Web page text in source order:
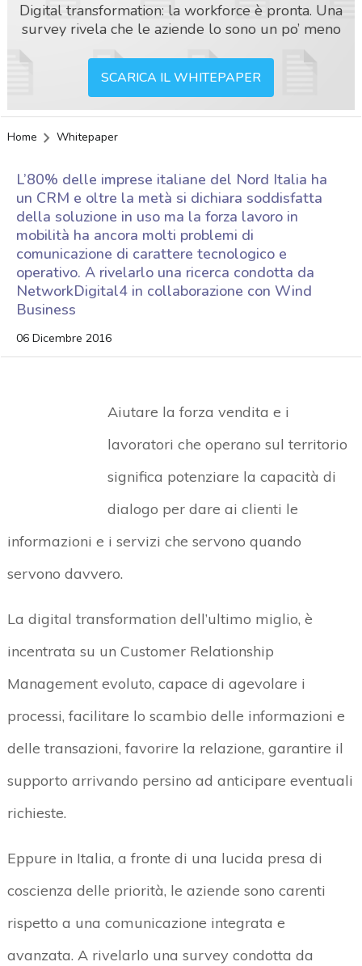
Digital transformation: la workforce è pronta. Una
survey rivela che le aziende lo sono un po’ meno
SCARICA IL WHITEPAPER
Home Whitepaper
L’80% delle imprese italiane del Nord Italia ha
un CRM e oltre la metà si dichiara soddisfatta
della soluzione in uso ma la forza lavoro in
mobilità ha ancora molti problemi di
comunicazione di carattere tecnologico e
operativo. A rivelarlo una ricerca condotta da
NetworkDigital4 in collaborazione con Wind
Business
06 Dicembre 2016
Aiutare la forza vendita e i
lavoratori che operano sul territorio
significa potenziare la capacità di
dialogo per dare ai clienti le
informazioni e i servizi che servono quando
servono davvero.
La digital transformation dell’ultimo miglio, è
incentrata su un Customer Relationship
Management evoluto, capace di agevolare i
processi, facilitare lo scambio delle informazioni e
delle transazioni, favorire la relazione, garantire il
supporto arrivando persino ad anticipare eventuali
richieste.
Eppure in Italia, a fronte di una lucida presa di
coscienza delle priorità, le aziende sono carenti
rispetto a una comunicazione integrata e
avanzata. A rivelarlo una survey condotta da